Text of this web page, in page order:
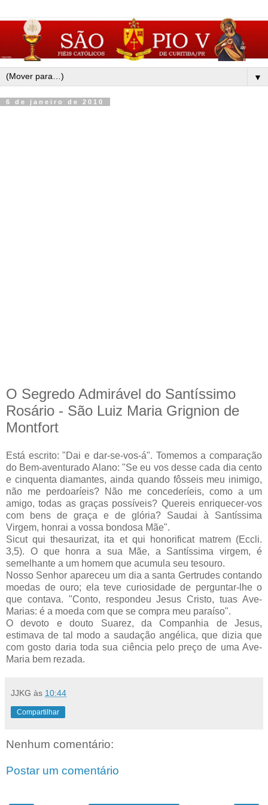
▼
6 de janeiro de 2010
O Segredo Admirável do Santíssimo
Rosário - São Luiz Maria Grignion de
Montfort
Está escrito: "Dai e dar-se-vos-á". Tomemos a comparação
do Bem-aventurado Alano: "Se eu vos desse cada dia cento
e cinquenta diamantes, ainda quando fôsseis meu inimigo,
não me perdoaríeis? Não me concederíeis, como a um
amigo, todas as graças possíveis? Quereis enriquecer-vos
com bens de graça e de glória? Saudai à Santíssima
Virgem, honrai a vossa bondosa Mãe".
Sicut qui thesaurizat, ita et qui honorificat matrem (Eccli.
3,5). O que honra a sua Mãe, a Santíssima virgem, é
semelhante a um homem que acumula seu tesouro.
Nosso Senhor apareceu um dia a santa Gertrudes contando
moedas de ouro; ela teve curiosidade de perguntar-lhe o
que contava. "Conto, respondeu Jesus Cristo, tuas Ave-
Marias: é a moeda com que se compra meu paraíso".
O devoto e douto Suarez, da Companhia de Jesus,
estimava de tal modo a saudação angélica, que dizia que
com gosto daria toda sua ciência pelo preço de uma Ave-
Maria bem rezada.
JJKG às 10:44
Compartilhar
Nenhum comentário:
Postar um comentário